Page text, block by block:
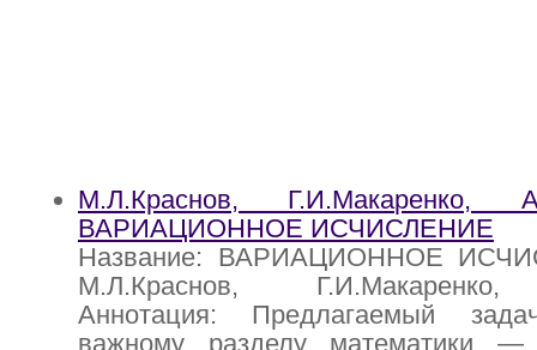
М.Л.Краснов, Г.И.Макаренко,
ВАРИАЦИОННОЕ ИСЧИСЛЕНИЕ
Название: ВАРИАЦИОННОЕ
М.Л.Краснов,
Аннотация: Предлагаемый
важному разделу математики —